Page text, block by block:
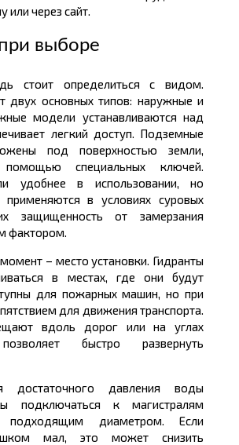
через сайт.
выборе
стоит определиться с видом.
двух основных типов: наружные и
модели устанавливаются над
легкий доступ. Подземные
под поверхностью земли,
специальных ключей.
удобнее в использовании, но
в условиях суровых
защищенность от замерзания
фактором.
– место установки. Гидранты
в местах, где они будут
для пожарных машин, но при
для движения транспорта.
вдоль дорог или на углах
быстро развернуть
достаточного давления воды
подключаться к магистралям
диаметром. Если
мал, это может снизить